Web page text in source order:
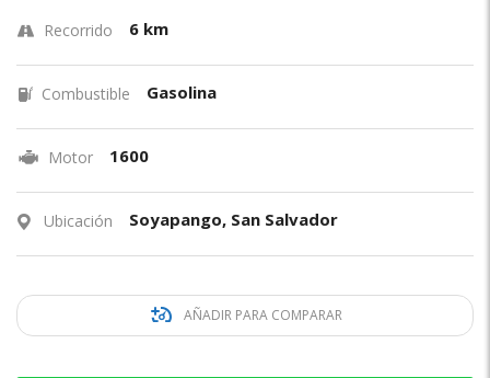
Recorrido 6 km
Combustible Gasolina
Motor 1600
Ubicación Soyapango, San Salvador
AÑADIR PARA COMPARAR